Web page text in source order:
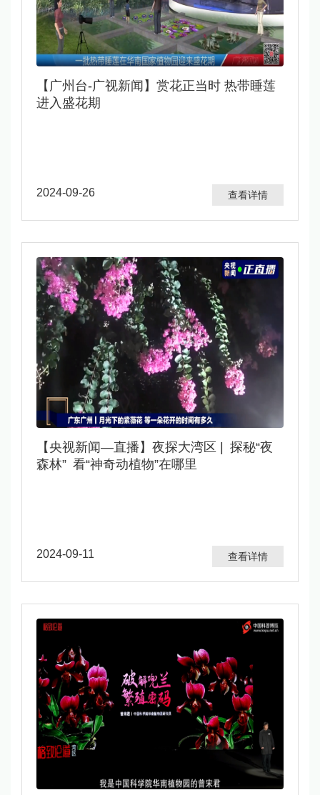
【广州台-广视新闻】赏花正当时 热带睡莲
进入盛花期
2024-09-26 查看详情
​【央视新闻—直播】夜探大湾区 | 探秘“夜
森林” 看“神奇动植物”在哪里
2024-09-11 查看详情